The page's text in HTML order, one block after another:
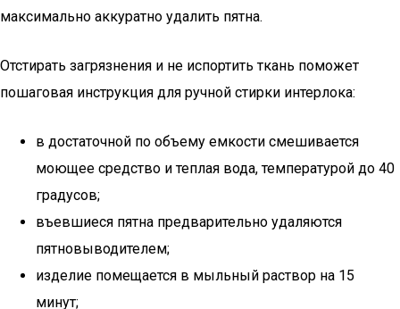
максимально аккуратно удалить пятна.
Отстирать загрязнения и не испортить ткань поможет
пошаговая инструкция для ручной стирки интерлока:
в достаточной по объему емкости смешивается
моющее средство и теплая вода, температурой до 40
градусов;
въевшиеся пятна предварительно удаляются
пятновыводителем;
изделие помещается в мыльный раствор на 15
минут;